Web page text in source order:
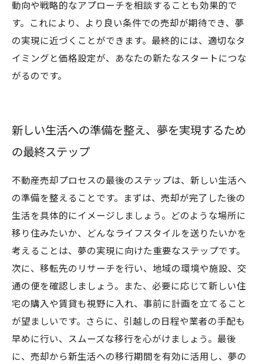
動向や戦略的なアプローチを相談することも効果的で
す。これにより、より良い条件での売却が期待でき、夢
の実現に近づくことができます。最終的には、適切なタ
イミングと価格設定が、あなたの新たなスタートにつな
がるのです。
新しい生活への準備を整え、夢を実現するため
の最終ステップ
不動産売却プロセスの最後のステップは、新しい生活へ
の準備を整えることです。まずは、売却が完了した後の
生活を具体的にイメージしましょう。どのような場所に
移り住みたいか、どんなライフスタイルを送りたいかを
考えることは、夢の実現に向けた重要なステップです。
次に、移転先のリサーチを行い、地域の環境や施設、交
通の便を確認しましょう。また、必要に応じて新しい住
宅の購入や賃貸も視野に入れ、事前に計画を立てること
が望ましいです。さらに、引越しの日程や業者の手配も
早めに行い、スムーズな移行を心がけましょう。最後
に、売却から新生活への移行期間を有効に活用し、夢の